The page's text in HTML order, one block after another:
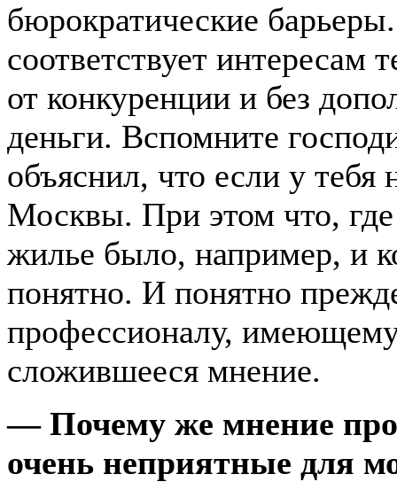
бюрократические
соответствует интересам
от конкуренции и без
деньги. Вспомните
объяснил, что если у тебя
Москвы. При этом что,
жилье было, например, и
понятно. И понятно
профессионалу, имеющему
сложившееся мнение.
— Почему же мнение
очень неприятные для